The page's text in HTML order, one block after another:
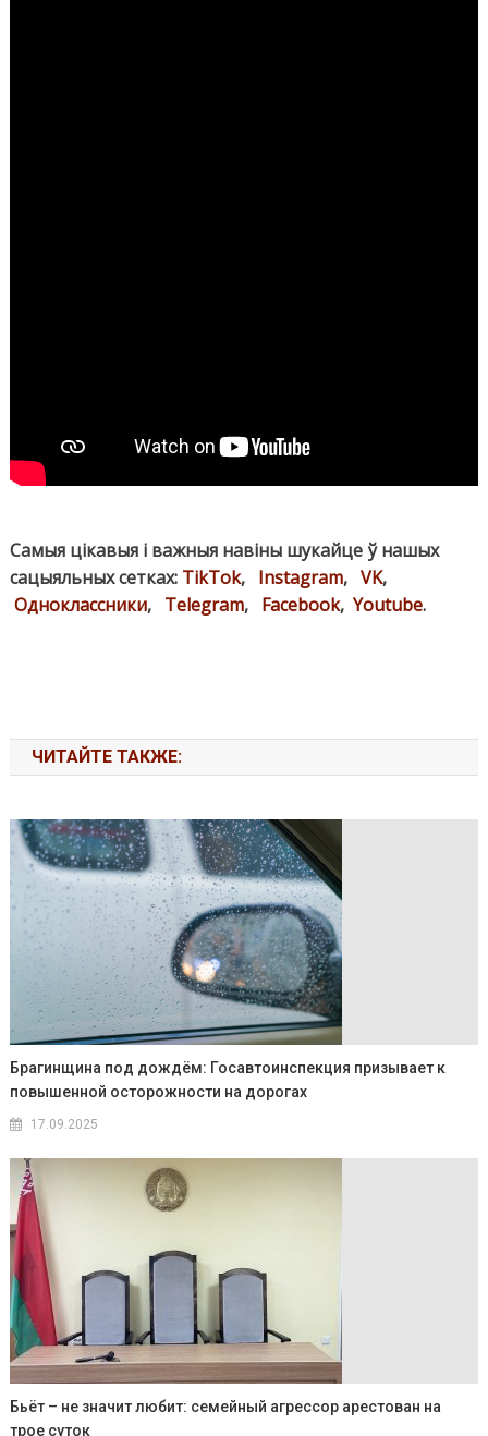
Самыя цікавыя і важныя навіны шукайце ў нашых
сацыяльных сетках: TikTok, Instagram, VK,
Одноклассники, Telegram, Facebook, Youtube.
ЧИТАЙТЕ ТАКЖЕ:
Брагинщина под дождём: Госавтоинспекция призывает к
повышенной осторожности на дорогах
17.09.2025
Бьёт – не значит любит: семейный агрессор арестован на
трое суток